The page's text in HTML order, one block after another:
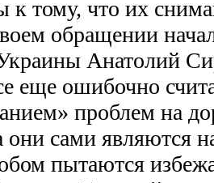
к тому, что их
обращении
Анатолий
еще ошибочно
проблем на
они сами
пытаются